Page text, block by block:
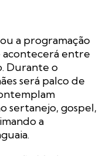
a programação
acontecerá entre
Durante o
será palco de
sertanejo, gospel,
a